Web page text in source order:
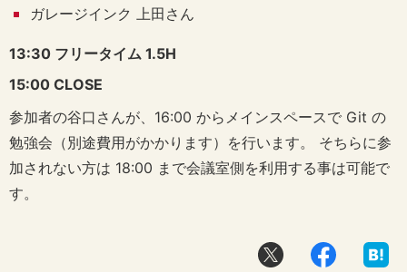
ガレージインク 上田さん
13:30 フリータイム 1.5H
15:00 CLOSE
参加者の谷口さんが、16:00 からメインスペースで Git の
勉強会（別途費用がかかります）を行います。 そちらに参
加されない方は 18:00 まで会議室側を利用する事は可能で
す。